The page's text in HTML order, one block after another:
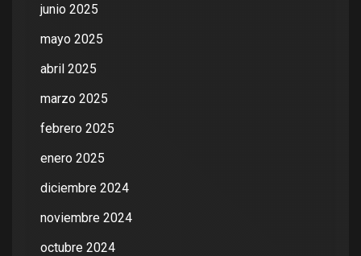
junio 2025
mayo 2025
abril 2025
marzo 2025
febrero 2025
enero 2025
diciembre 2024
noviembre 2024
octubre 2024